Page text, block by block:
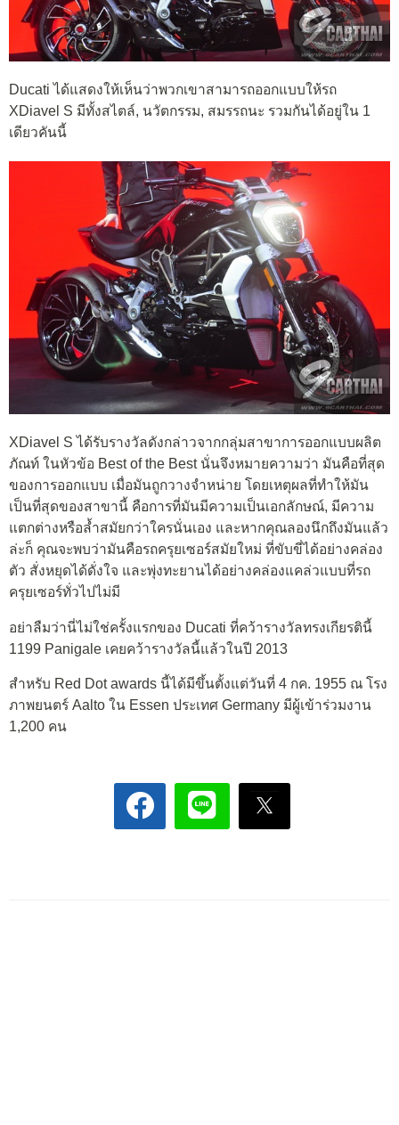
Ducati ได้แสดงให้เห็นว่าพวกเขาสามารถออกแบบให้รถ
XDiavel S มีทั้งสไตล์, นวัตกรรม, สมรรถนะ รวมกันได้อยู่ใน 1
เดียวคันนี้
XDiavel S ได้รับรางวัลดังกล่าวจากกลุ่มสาขาการออกแบบผลิต
ภัณท์ ในหัวข้อ Best of the Best นั่นจึงหมายความว่า มันคือที่สุด
ของการออกแบบ เมื่อมันถูกวางจำหน่าย โดยเหตุผลที่ทำให้มัน
เป็นที่สุดของสาขานี้ คือการที่มันมีความเป็นเอกลักษณ์, มีความ
แตกต่างหรือล้ำสมัยกว่าใครนั่นเอง และหากคุณลองนึกถึงมันแล้ว
ล่ะก็ คุณจะพบว่ามันคือรถครุยเซอร์สมัยใหม่ ที่ขับขี่ได้อย่างคล่อง
ตัว สั่งหยุดได้ดั่งใจ และพุ่งทะยานได้อย่างคล่องแคล่วแบบที่รถ
ครุยเซอร์ทั่วไปไม่มี
อย่าลืมว่านี่ไม่ใช่ครั้งแรกของ Ducati ที่คว้ารางวัลทรงเกียรตินี้
1199 Panigale เคยคว้ารางวัลนี้แล้วในปี 2013
สำหรับ Red Dot awards นี้ได้มีขึ้นตั้งแต่วันที่ 4 กค. 1955 ณ โรง
ภาพยนตร์ Aalto ใน Essen ประเทศ Germany มีผู้เข้าร่วมงาน
1,200 คน